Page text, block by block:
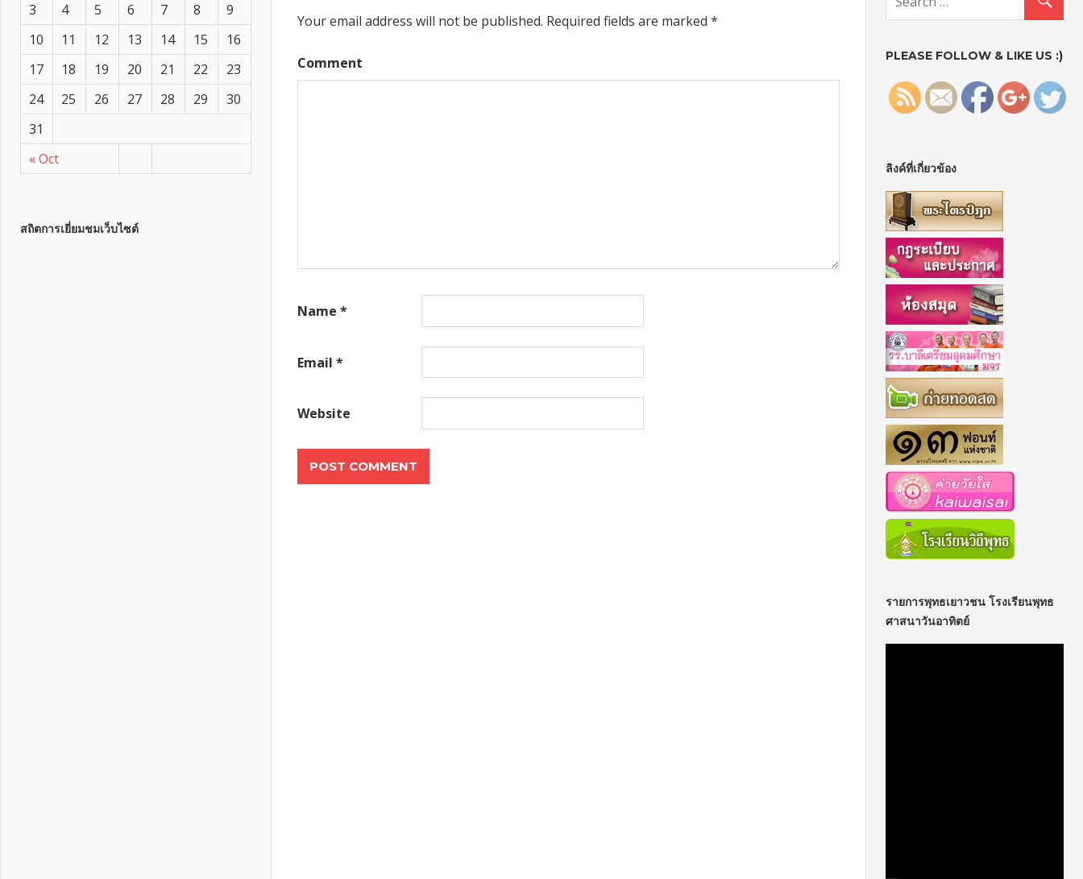
Your email address will not be published. Required fields are marked *
Comment
Name *
Email *
Website
« Oct
3
4 5 6 7 8
9
10
11 12 13 14 15
16
17
18 19 20 21 22
23
24
25 26 27 28 29
30
31
สถิตการเยี่ยมชมเว็บไซต์
PLEASE FOLLOW & LIKE US :)
attachme
">
ลิงค์ที่เกี่ยวข้อง
รายการพุทธเยาวชน โรงเรียนพุทธ
ศาสนาวันอาทิตย์